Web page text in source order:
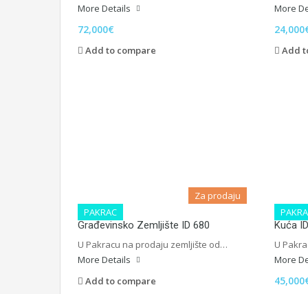
More Details
72,000€
Add to compare
More
Add
PAKRAC
Za prodaju
Građevinsko Zemljište ID 680
U Pakracu na prodaju zemljište od…
More Details
Add to compare
Kuća
U
More